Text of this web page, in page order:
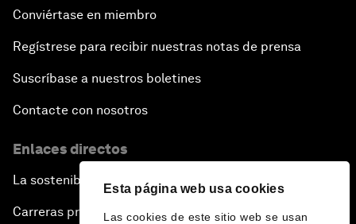
Esta página web usa cookies
Las cookies de este sitio web se usan
Conviértase en miembro
Regístrese para recibir nuestras notas de prensa
Suscríbase a nuestros boletines
Contacte con nosotros
Enlaces directos
La sostenibilidad en el Foro
Carreras profesionales